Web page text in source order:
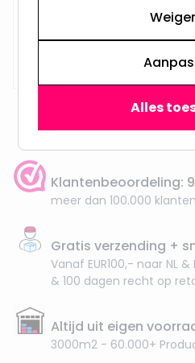
Op voorraad,
Vandaag
Klantenbeoordeling:
meer dan 100.000
Gratis verzending +
Vanaf EUR100,- naar NL &
& 100 dagen recht op
Altijd uit eigen
3000m2 - 60.000+
Alles